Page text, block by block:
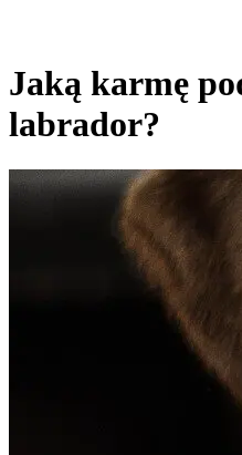
Jaką karmę
labrador?